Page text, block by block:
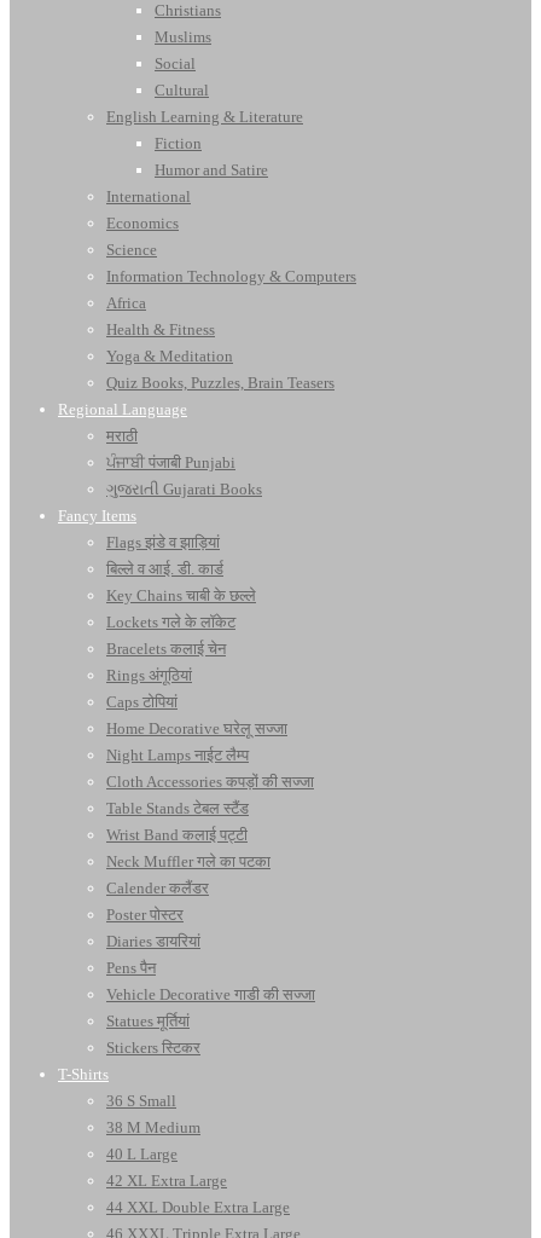
Christians
Muslims
Social
Cultural
English Learning & Literature
Fiction
Humor and Satire
International
Economics
Science
Information Technology & Computers
Africa
Health & Fitness
Yoga & Meditation
Quiz Books, Puzzles, Brain Teasers
Regional Language
मराठी
ਪੰਜਾਬੀ पंजाबी Punjabi
ગુજરાતી Gujarati Books
Fancy Items
Flags झंडे व झाड़ियां
बिल्ले व आई. डी. कार्ड
Key Chains चाबी के छल्ले
Lockets गले के लॉकेट
Bracelets कलाई चेन
Rings अंगूठियां
Caps टोपियां
Home Decorative घरेलू सज्जा
Night Lamps नाईट लैम्प
Cloth Accessories कपड़ों की सज्जा
Table Stands टेबल स्टैंड
Wrist Band कलाई पट्टी
Neck Muffler गले का पटका
Calender कलैंडर
Poster पोस्टर
Diaries डायरियां
Pens पैन
Vehicle Decorative गाडी की सज्जा
Statues मूर्तियां
Stickers स्टिकर
T-Shirts
36 S Small
38 M Medium
40 L Large
42 XL Extra Large
44 XXL Double Extra Large
46 XXXL Tripple Extra Large